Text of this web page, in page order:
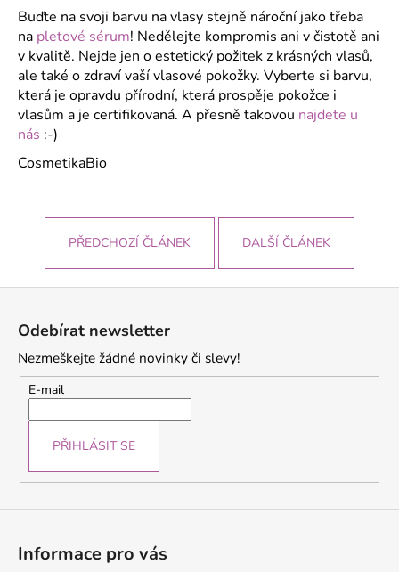
Buďte na svoji barvu na vlasy stejně nároční jako třeba
na pleťové sérum! Nedělejte kompromis ani v čistotě ani
v kvalitě. Nejde jen o estetický požitek z krásných vlasů,
ale také o zdraví vaší vlasové pokožky. Vyberte si barvu,
která je opravdu přírodní, která prospěje pokožce i
vlasům a je certifikovaná. A přesně takovou najdete u
nás :-)
CosmetikaBio
PŘEDCHOZÍ ČLÁNEK DALŠÍ ČLÁNEK
Odebírat newsletter
Nezmeškejte žádné novinky či slevy!
E-mail
PŘIHLÁSIT SE
Informace pro vás